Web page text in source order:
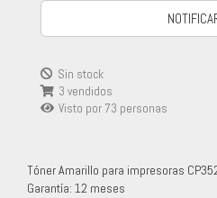
Sin stock
3 vendidos
Visto por 73 personas
Tóner Amarillo para impresoras
Garantía: 12 meses